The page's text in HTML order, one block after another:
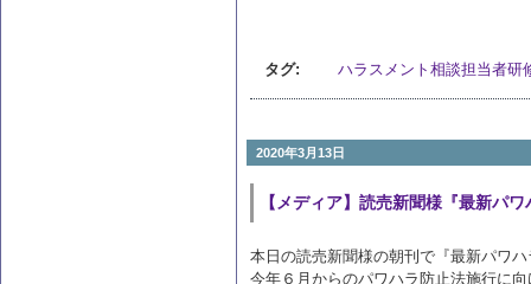
タグ: ハラスメント相談担当者研
2020年3月13日
【メディア】読売新聞様『最新パ
本日の読売新聞様の朝刊で『最新パワ
今年６月からのパワハラ防止法施行に